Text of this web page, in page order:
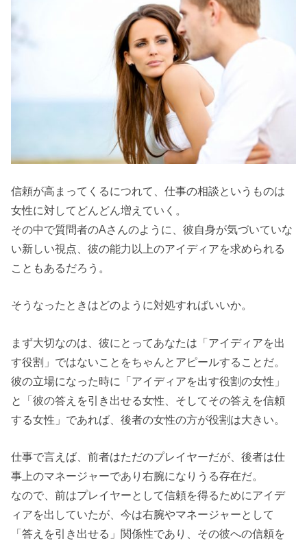
信頼が高まってくるにつれて、仕事の相談というものは
女性に対してどんどん増えていく。
その中で質問者のAさんのように、彼自身が気づいていな
い新しい視点、彼の能力以上のアイディアを求められる
こともあるだろう。
そうなったときはどのように対処すればいいか。
まず大切なのは、彼にとってあなたは「アイディアを出
す役割」ではないことをちゃんとアピールすることだ。
彼の立場になった時に「アイディアを出す役割の女性」
と「彼の答えを引き出せる女性、そしてその答えを信頼
する女性」であれば、後者の女性の方が役割は大きい。
仕事で言えば、前者はただのプレイヤーだが、後者は仕
事上のマネージャーであり右腕になりうる存在だ。
なので、前はプレイヤーとして信頼を得るためにアイデ
ィアを出していたが、今は右腕やマネージャーとして
「答えを引き出せる」関係性であり、その彼への信頼を